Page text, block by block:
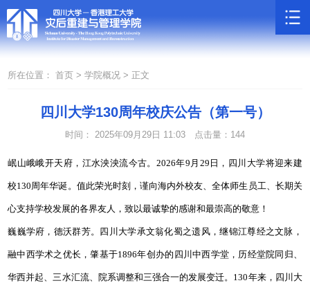
所在位置： 首页 >学院概况 > 正文
四川大学130周年校庆公告（第一号）
时间： 2025年09月29日 11:03 点击量： 144
岷山峨峨开天府，江水泱泱流今古。2026年9月29日，四川大学将迎来建
校130周年华诞。值此荣光时刻，谨向海内外校友、全体师生员工、长期关
心支持学校发展的各界友人，致以最诚挚的感谢和最崇高的敬意！
巍巍学府，德沃群芳。四川大学承文翁化蜀之遗风，继锦江尊经之文脉，
融中西学术之优长，肇基于1896年创办的四川中西学堂，历经堂院同归、
华西并起、三水汇流、院系调整和三强合一的发展变迁。130年来，四川大